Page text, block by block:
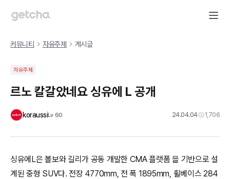
커뮤니티 자유주제 게시글
자유주제
르노 칼갈았네요 싱유에 L 공개
koraussiLv 60 24.04.04 1,706
싱유에L은 볼보와 길리가 공동 개발한 CMA 플랫폼 을 기반으로 설
계된 중형 SUV다. 전장 4770mm, 전 폭 1895mm, 휠베이스 284